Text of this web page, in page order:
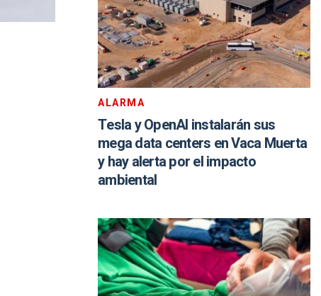
ALARMA
Tesla y OpenAI instalarán sus
mega data centers en Vaca Muerta
y hay alerta por el impacto
ambiental